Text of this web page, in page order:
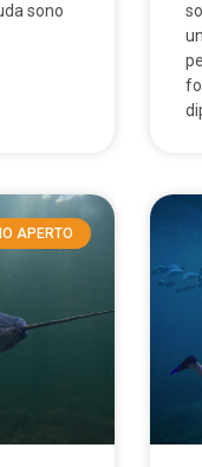
sono
APERTO